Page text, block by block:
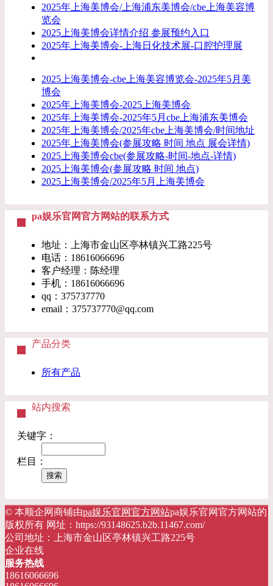
2025年上海美博会/上海浦东美博会/cbe上海美容博
览会
2025上海美博会详情介绍 参展预约入口
2025年上海美博会-上海日化技术展-口腔护理展
2025上海美博会-cbe上海美容博览会-2025年5月美
博会
2025年上海美博会-2025上海美博会
2025年上海美博会-2025年5月cbe上海浦东美博会
2025年上海美博会/2025年cbe上海美博会/时间地址
2025年上海美博会(参展攻略 时间 地点 展会详情)
2025上海美博会cbe(参展攻略-时间-地点-详情)
2025上海美博会(参展攻略 时间 地点)
2025上海美博会/2025年5月上海美博会
pa娱乐官网官方网站的联系方式
地址：上海市金山区亭林镇兴工路225号
电话：18616066696
客户经理：陈经理
手机：18616066696
qq：375737770
email： 375737770@qq.com
产品分类
所有产品
站内搜索
关键字：
栏目：
© 本顺企网商铺由pa娱乐官网官方网站pa娱乐官网官方网站的
版权所有 网址：https://93148625.b2b.11467.com/
公司地址：上海市金山区亭林镇兴工路225号
企业在线
服务热线
18616066696